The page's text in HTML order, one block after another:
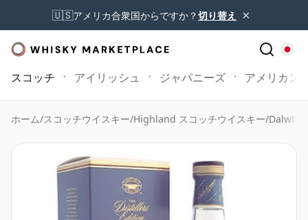
🇺🇸アメリカ合衆国からですか？切り替え ×
スコッチ アイリッシュ ジャパニーズ アメリカン
ホーム/スコッチウイスキー/Highland スコッチウイスキー/